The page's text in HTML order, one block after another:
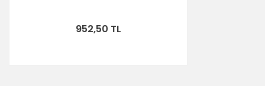
952,50 TL